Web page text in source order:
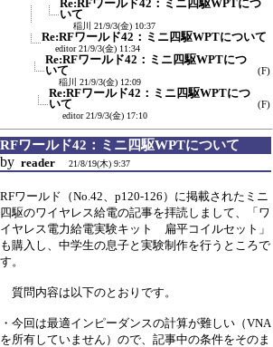
Re:RFワールド42：ミニ四駆WPTにつ
いて
稲川 21/9/3(金) 10:37
Re:RFワールド42：ミニ四駆WPTについて
editor 21/9/3(金) 11:34
Re:RFワールド42：ミニ四駆WPTにつ
いて
稲川 21/9/3(金) 12:09
(F)
Re:RFワールド42：ミニ四駆WPTにつ
いて
editor 21/9/3(金) 17:10
(F)
RFワールド42：ミニ四駆WPTについて
by reader 21/8/19(木) 9:37
RFワールド（No.42、p120-126）に掲載されたミニ
四駆のワイヤレス給電の記事を拝読しまして、「ワ
イヤレス電力給電実験キット 扁平コイルセット」
も購入し、中学生の息子と実験制作を行うところで
す。
質問内容は以下のとおりです。
・今回は最適インピーダンスの計算が難しい（VNA
を所有していません）ので、記事中の条件をそのま